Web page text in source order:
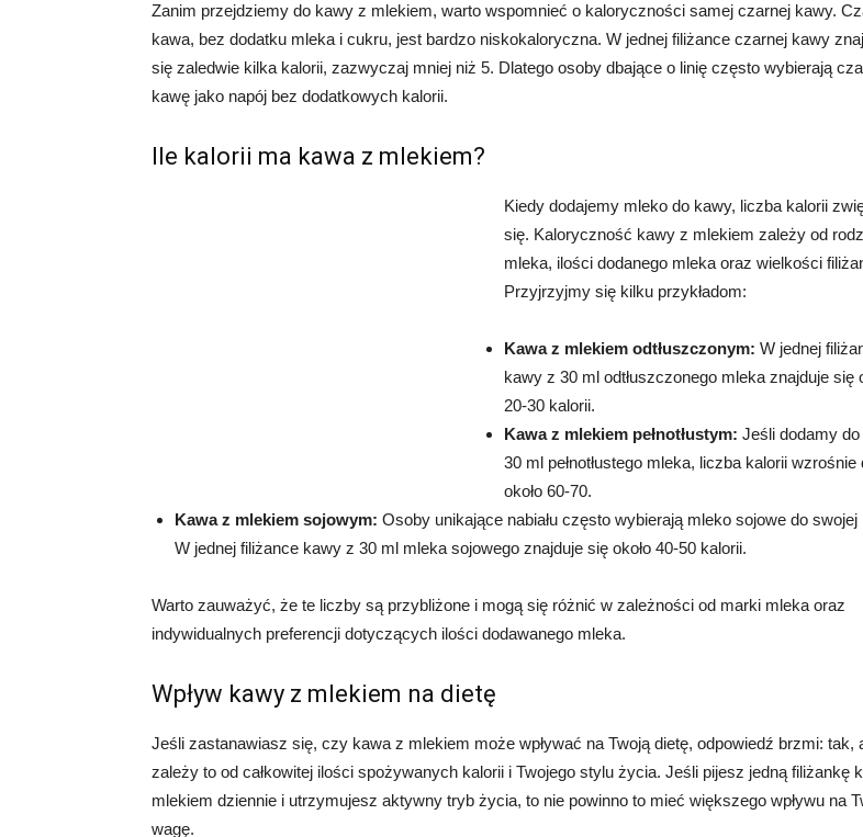
Zanim przejdziemy do kawy z mlekiem, warto wspomnieć o kaloryczności samej czarnej kawy.
kawa, bez dodatku mleka i cukru, jest bardzo niskokaloryczna. W jednej filiżance czarnej kawy
się zaledwie kilka kalorii, zazwyczaj mniej niż 5. Dlatego osoby dbające o linię często wybierają
kawę jako napój bez dodatkowych kalorii.
Ile kalorii ma kawa z mlekiem?
Kiedy dodajemy mleko do kawy, liczba kalorii
się. Kaloryczność kawy z mlekiem zależy od
mleka, ilości dodanego mleka oraz wielkości
Przyjrzyjmy się kilku przykładom:
Kawa z mlekiem odtłuszczonym: W jednej
kawy z 30 ml odtłuszczonego mleka znajduje się
20-30 kalorii.
Kawa z mlekiem pełnotłustym: Jeśli dodamy
30 ml pełnotłustego mleka, liczba kalorii wzrośnie
około 60-70.
Kawa z mlekiem sojowym: Osoby unikające nabiału często wybierają mleko sojowe do swojej
W jednej filiżance kawy z 30 ml mleka sojowego znajduje się około 40-50 kalorii.
Warto zauważyć, że te liczby są przybliżone i mogą się różnić w zależności od marki mleka oraz
indywidualnych preferencji dotyczących ilości dodawanego mleka.
Wpływ kawy z mlekiem na dietę
Jeśli zastanawiasz się, czy kawa z mlekiem może wpływać na Twoją dietę, odpowiedź brzmi: tak,
zależy to od całkowitej ilości spożywanych kalorii i Twojego stylu życia. Jeśli pijesz jedną filiżankę
mlekiem dziennie i utrzymujesz aktywny tryb życia, to nie powinno to mieć większego wpływu na
wagę.